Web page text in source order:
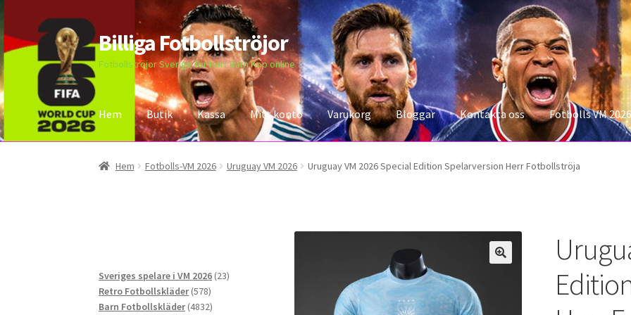
Hoppa
till
navigering
Hoppa
till
innehåll
Billiga Fotbollströjor
Fotbollströjor Sverige för Herr Barn Köp online
Hem Butik Kassa Mitt konto Varukorg Bloggar Kontakta oss Fotbolls VM 2026
Hem Bloggar Butik Kassa Kontakta ossMitt konto Storleksguiden Varukorg
Hem Fotbolls-VM 2026 Uruguay VM 2026 Uruguay VM 2026 Special Edition Spelarversion Herr Fotbollströja
Sveriges spelare i VM 2026 2323
Retro Fotbollskläder 578578
produkter
Barn Fotbollskläder 48324832